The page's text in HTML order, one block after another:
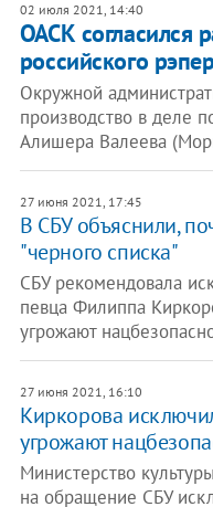
02 июля 2021, 14:40
ОАСК согласился
российского
Окружной
производство в деле
Алишера Валеева
27 июня 2021, 17:45
В СБУ объяснили,
"черного списка"
СБУ рекомендовала
певца Филиппа
угрожают
27 июня 2021, 16:10
Киркорова
угрожают
Министерство
на обращение СБУ